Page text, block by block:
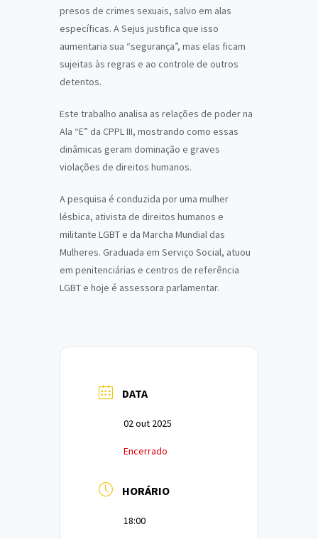
presos de crimes sexuais, salvo em alas
específicas. A Sejus justifica que isso
aumentaria sua “segurança”, mas elas ficam
sujeitas às regras e ao controle de outros
detentos.
Este trabalho analisa as relações de poder na
Ala “E” da CPPL III, mostrando como essas
dinâmicas geram dominação e graves
violações de direitos humanos.
A pesquisa é conduzida por uma mulher
lésbica, ativista de direitos humanos e
militante LGBT e da Marcha Mundial das
Mulheres. Graduada em Serviço Social, atuou
em penitenciárias e centros de referência
LGBT e hoje é assessora parlamentar.
DATA
02 out 2025
Encerrado
HORÁRIO
18:00